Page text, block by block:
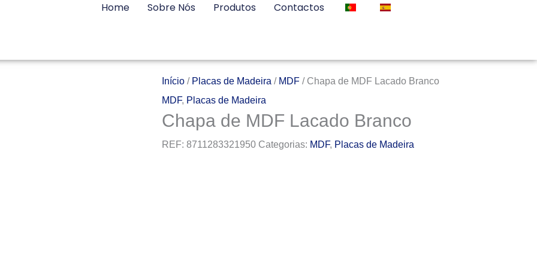
Home Sobre Nós Produtos Contactos
Início/ Placas de Madeira / MDF/ Chapa de MDF Lacado Branco
MDF, Placas de Madeira
Chapa de MDF Lacado Branco
REF: 8711283321950 Categorias: MDF, Placas de Madeira